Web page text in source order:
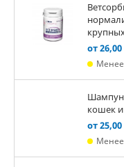
от 26,00
кошек и
от 25,00